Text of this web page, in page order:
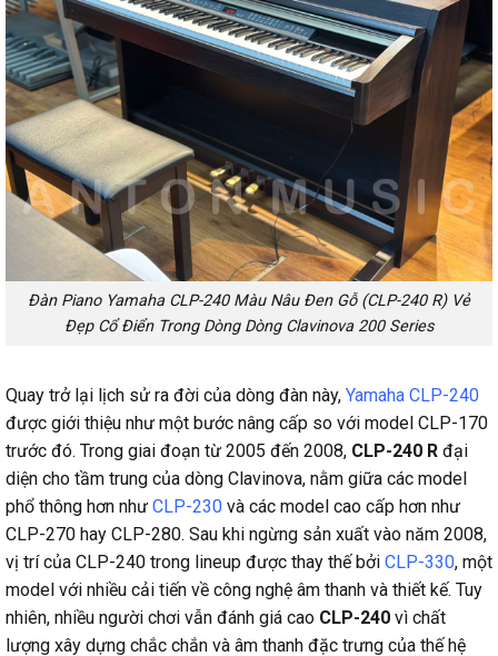
Đàn Piano Yamaha CLP-240 Màu Nâu Đen Gỗ (CLP-240 R) Vẻ
Đẹp Cổ Điển Trong Dòng Dòng Clavinova 200 Series
Quay trở lại lịch sử ra đời của dòng đàn này, Yamaha CLP-240
được giới thiệu như một bước nâng cấp so với model CLP-170
trước đó. Trong giai đoạn từ 2005 đến 2008, CLP-240 R đại
diện cho tầm trung của dòng Clavinova, nằm giữa các model
phổ thông hơn như CLP-230 và các model cao cấp hơn như
CLP-270 hay CLP-280. Sau khi ngừng sản xuất vào năm 2008,
vị trí của CLP-240 trong lineup được thay thế bởi CLP-330, một
model với nhiều cải tiến về công nghệ âm thanh và thiết kế. Tuy
nhiên, nhiều người chơi vẫn đánh giá cao CLP-240 vì chất
lượng xây dựng chắc chắn và âm thanh đặc trưng của thế hệ